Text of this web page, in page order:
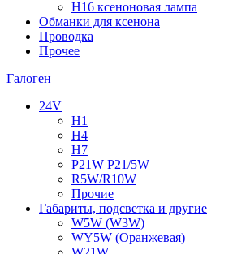
H16 ксеноновая лампа
Обманки для ксенона
Проводка
Прочее
Галоген
24V
H1
H4
H7
P21W P21/5W
R5W/R10W
Прочие
Габариты, подсветка и другие
W5W (W3W)
WY5W (Оранжевая)